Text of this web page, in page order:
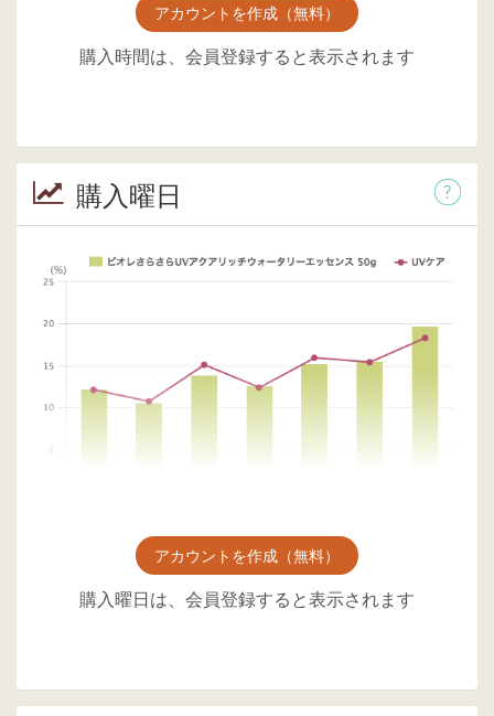
アカウントを作成（無料）
購入時間は、会員登録すると表示されます
購入曜日
アカウントを作成（無料）
購入曜日は、会員登録すると表示されます